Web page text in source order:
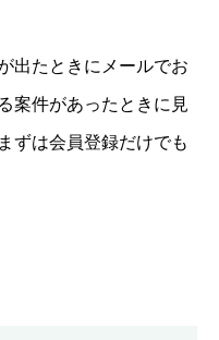
出たときにメールでお
案件があったときに見
ずは会員登録だけでも